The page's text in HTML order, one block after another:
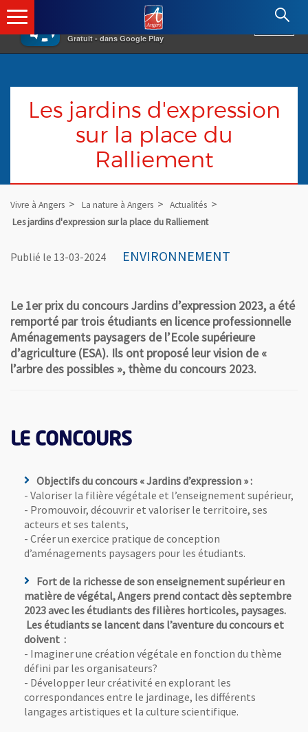
×
Gratuit - dans Google Play
Angers.fr : Retour à l'accueil
Les jardins d'expression
sur la place du
Ralliement
Vivre à Angers La nature à Angers
Actualités
Les jardins d'expression sur la place du Ralliement
Publié le 13-03-2024 ENVIRONNEMENT
Le 1er prix du concours Jardins d’expression 2023, a été
remporté par trois étudiants en licence professionnelle
Aménagements paysagers de l’Ecole supérieure
d’agriculture (ESA). Ils ont proposé leur vision de «
l’arbre des possibles », thème du concours 2023.
LE CONCOURS
Objectifs du concours « Jardins d’expression » :
- Valoriser la filière végétale et l’enseignement supérieur,
- Promouvoir, découvrir et valoriser le territoire, ses
acteurs et ses talents,
- Créer un exercice pratique de conception
d’aménagements paysagers pour les étudiants.
Fort de la richesse de son enseignement supérieur en
matière de végétal, Angers prend contact dès septembre
2023 avec les étudiants des filières horticoles, paysages.
Les étudiants se lancent dans l’aventure du concours et
doivent :
- Imaginer une création végétale en fonction du thème
défini par les organisateurs?
- Développer leur créativité en explorant les
correspondances entre le jardinage, les différents
langages artistiques et la culture scientifique.